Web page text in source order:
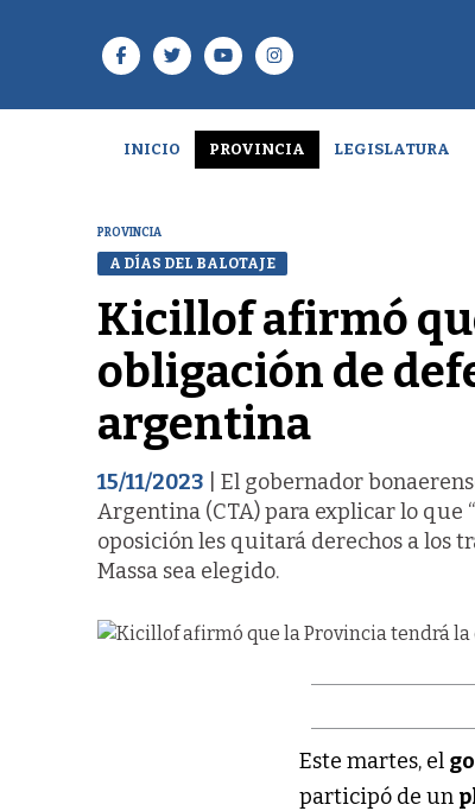
INICIO PROVINCIA LEGISLATURA
PROVINCIA
A DÍAS DEL BALOTAJE
Kicillof afirmó
obligación de
argentina
15/11/2023 | El gobernador
Argentina (CTA) para explicar lo que
oposición les quitará derechos a los
Massa sea elegido.
Este martes, el
participó de un